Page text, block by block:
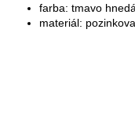
farba: tmavo hnedá
materiál: